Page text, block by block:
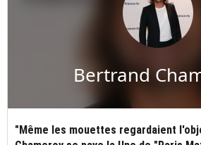
Bertrand
"Même les mouettes regardaient